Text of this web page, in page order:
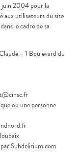
juin 2004 pour la
aux utilisateurs du site
le cadre de sa
– 1 Boulevard du
ou une personne
Subdelirium.com